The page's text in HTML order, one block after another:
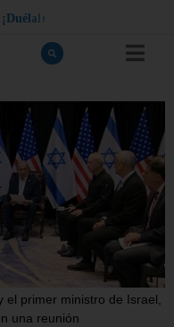
¡ Dué a e
el primer ministro de Israel,
una reunión